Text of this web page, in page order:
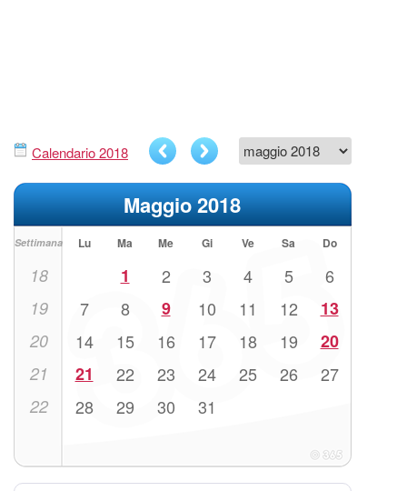
Calendario 2018
Maggio 2018
Settimana Lu Ma Me Gi Ve Sa Do
18 1 2 3 4 5 6
19 7 8 9 10 11 12 13
20 14 15 16 17 18 19 20
21 21 22 23 24 25 26 27
22 28 29 30 31